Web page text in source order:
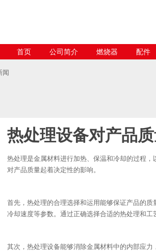
首页 公司简介 燃烧器 配件
闻
热处理设备对产品
热处理是金属材料进行加热、保温和冷却的过程
对产品质量起着决定性的影响。
首先，热处理的合理选择和运用能够保证产品的
冷却速度等参数。通过正确选择合适的热处理和工
其次，热处理设备能够消除金属材料中的内部应